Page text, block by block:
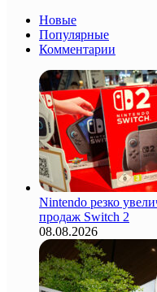
Новые
Популярные
Комментарии
Nintendo резко
продаж Switch 2
08.08.2026